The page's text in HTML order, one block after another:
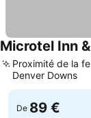
Microtel Inn
Proximité de la
Denver Downs
De 89 €